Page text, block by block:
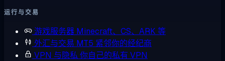
运行与交易
游戏服务器 Minecraft、CS、ARK 等
外汇与交易 MT5 紧邻你的经纪商
VPN 与隐私 你自己的私有 VPN